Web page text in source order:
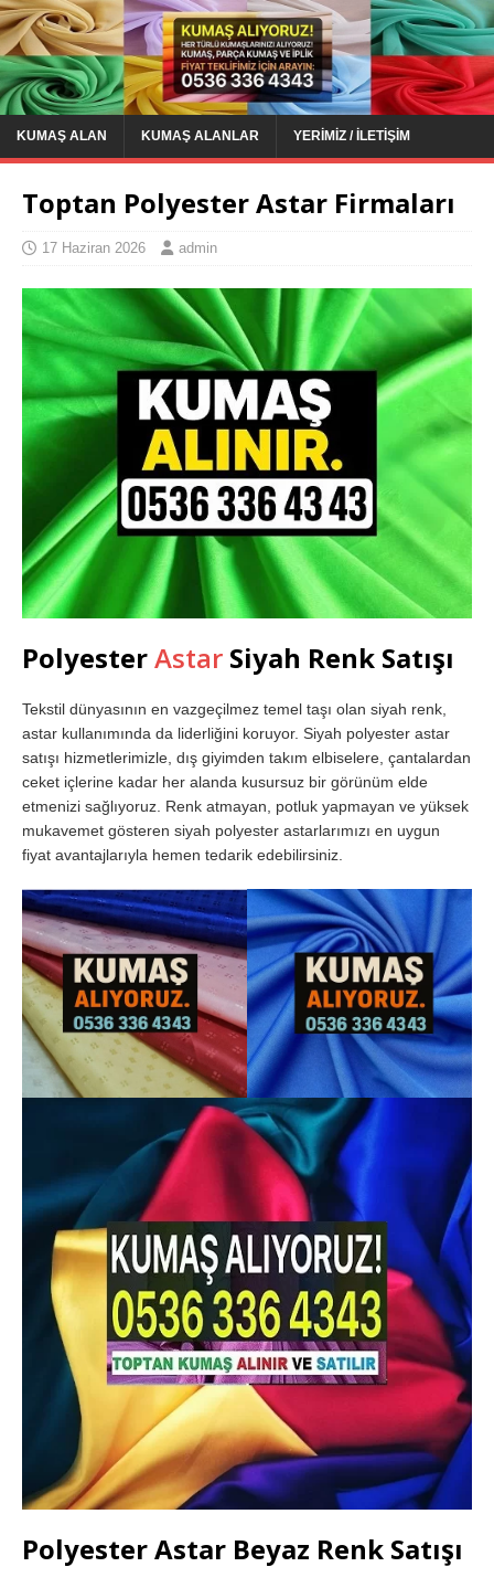
KUMAŞ ALAN KUMAŞ ALANLAR YERIMIZ / İLETIŞIM
Toptan Polyester Astar Firmaları
17 Haziran 2026 admin
PolyesterAstar Siyah Renk Satışı
Tekstil dünyasının en vazgeçilmez temel taşı olan siyah renk,
astar kullanımında da liderliğini koruyor. Siyah polyester astar
satışı hizmetlerimizle, dış giyimden takım elbiselere, çantalardan
ceket içlerine kadar her alanda kusursuz bir görünüm elde
etmenizi sağlıyoruz. Renk atmayan, potluk yapmayan ve yüksek
mukavemet gösteren siyah polyester astarlarımızı en uygun
fiyat avantajlarıyla hemen tedarik edebilirsiniz.
Polyester Astar Beyaz Renk Satışı